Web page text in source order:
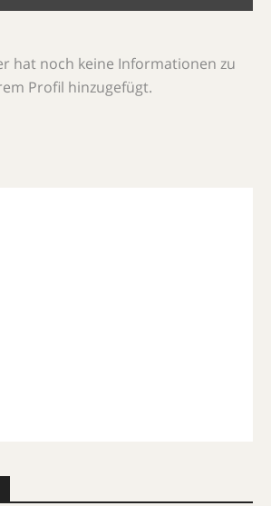
hat noch keine Informationen zu
Profil hinzugefügt.